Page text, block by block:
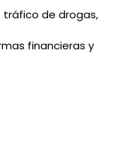
tráfico de drogas,
financieras y